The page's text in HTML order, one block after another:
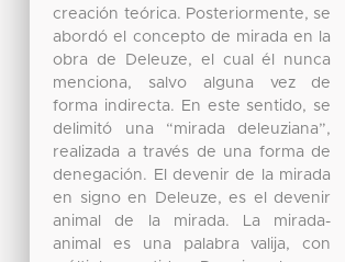
creación teórica. Posteriormente, se
abordó el concepto de mirada en la
obra de Deleuze, el cual él nunca
menciona, salvo alguna vez de
forma indirecta. En este sentido, se
delimitó una “mirada deleuziana”,
realizada a través de una forma de
denegación. El devenir de la mirada
en signo en Deleuze, es el devenir
animal de la mirada. La mirada-
animal es una palabra valija, con